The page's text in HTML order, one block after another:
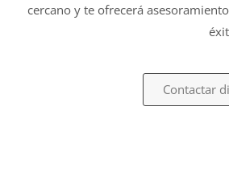
cercano y te ofrecerá
Contactar